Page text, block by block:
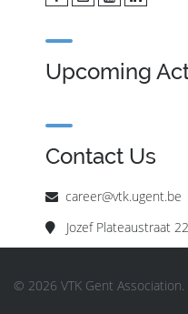
Upcoming
Contact Us
career@vtk.ugent.be
Jozef Plateaustraat
© 2026 VTK Gent Association.